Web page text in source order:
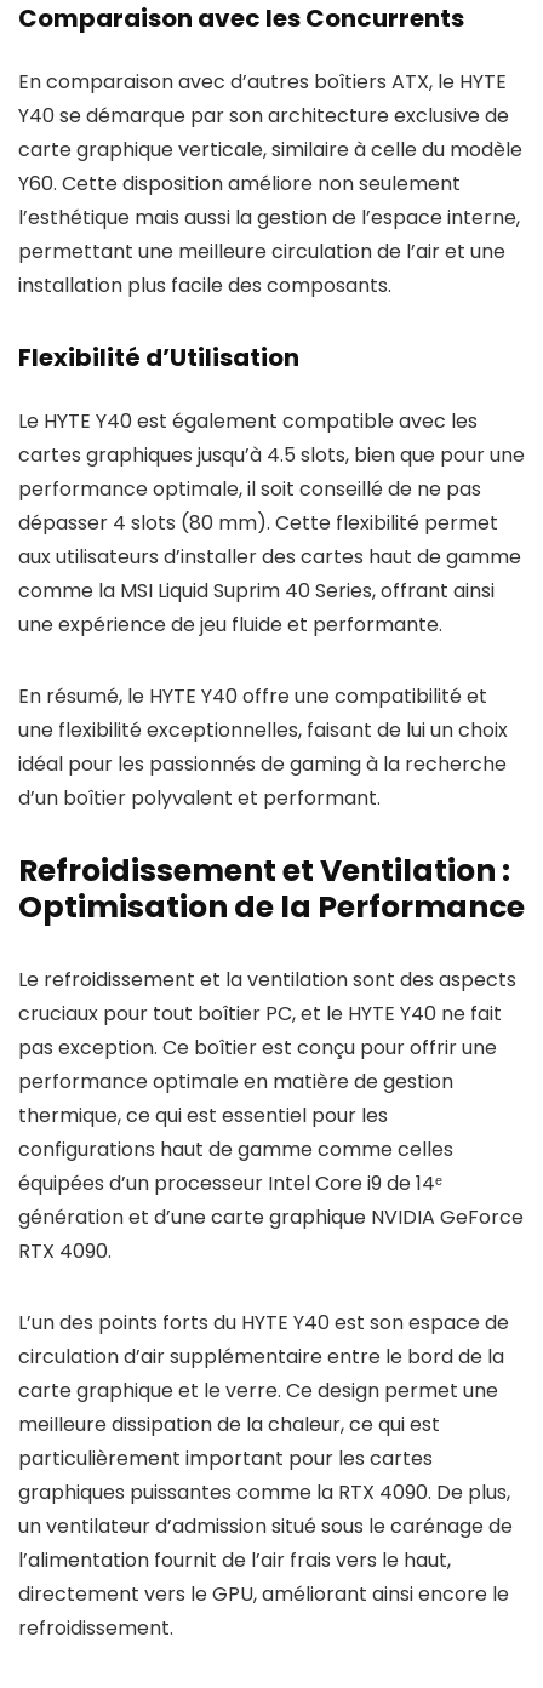
Comparaison avec les Concurrents
En comparaison avec d’autres boîtiers ATX, le HYTE
Y40 se démarque par son architecture exclusive de
carte graphique verticale, similaire à celle du modèle
Y60. Cette disposition améliore non seulement
l’esthétique mais aussi la gestion de l’espace interne,
permettant une meilleure circulation de l’air et une
installation plus facile des composants.
Flexibilité d’Utilisation
Le HYTE Y40 est également compatible avec les
cartes graphiques jusqu’à 4.5 slots, bien que pour une
performance optimale, il soit conseillé de ne pas
dépasser 4 slots (80 mm). Cette flexibilité permet
aux utilisateurs d’installer des cartes haut de gamme
comme la MSI Liquid Suprim 40 Series, offrant ainsi
une expérience de jeu fluide et performante.
En résumé, le HYTE Y40 offre une compatibilité et
une flexibilité exceptionnelles, faisant de lui un choix
idéal pour les passionnés de gaming à la recherche
d’un boîtier polyvalent et performant.
Refroidissement et Ventilation :
Optimisation de la Performance
Le refroidissement et la ventilation sont des aspects
cruciaux pour tout boîtier PC, et le HYTE Y40 ne fait
pas exception. Ce boîtier est conçu pour offrir une
performance optimale en matière de gestion
thermique, ce qui est essentiel pour les
configurations haut de gamme comme celles
équipées d’un processeur Intel Core i9 de 14ᵉ
génération et d’une carte graphique NVIDIA GeForce
RTX 4090.
L’un des points forts du HYTE Y40 est son espace de
circulation d’air supplémentaire entre le bord de la
carte graphique et le verre. Ce design permet une
meilleure dissipation de la chaleur, ce qui est
particulièrement important pour les cartes
graphiques puissantes comme la RTX 4090. De plus,
un ventilateur d’admission situé sous le carénage de
l’alimentation fournit de l’air frais vers le haut,
directement vers le GPU, améliorant ainsi encore le
refroidissement.